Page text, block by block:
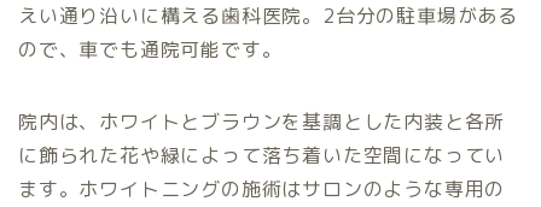
えい通り沿いに構える歯科医院。2台分の駐車場がある
ので、車でも通院可能です。
院内は、ホワイトとブラウンを基調とした内装と各所
に飾られた花や緑によって落ち着いた空間になってい
ます。ホワイトニングの施術はサロンのような専用の